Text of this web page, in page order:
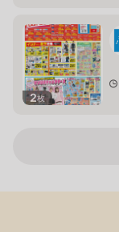
2枚